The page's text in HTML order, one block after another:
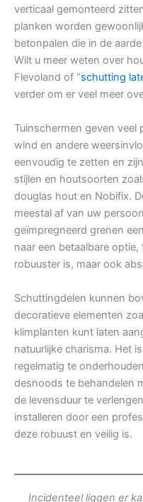
verticaal gemonteerd
planken worden
betonpalen die in de
Wilt u meer weten over
Flevoland of “schutting
verder om er veel meer
Tuinschermen geven veel
wind en andere
eenvoudig te zetten en
stijlen en houtsoorten
douglas hout en Nobifix.
meestal af van uw
geïmpregneerd grenen
naar een betaalbare
robuuster is, maar ook
Schuttingdelen kunnen
decoratieve elementen
klimplanten kunt laten
natuurlijke charisma. Het
regelmatig te
desnoods te behandelen
de levensduur te
installeren door een
deze robuust en veilig is.
Incidenteel liggen er